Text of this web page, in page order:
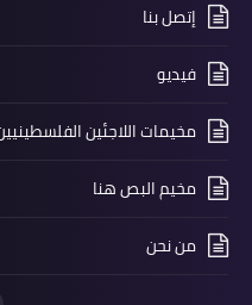
أخبار متنوعة
وحدة التدخل
في بلدة البازورية
إتصل بنا
فيديو
مخيمات اللاجئين
مخيم البص هنا
من نحن